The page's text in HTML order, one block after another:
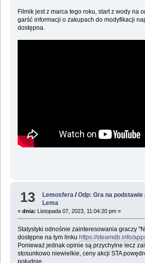
Filmik jest z marca tego roku, start z wody na
garść informacji o zakupach do modyfikacji
dostępna.
13 Lemosfera /Odp: Gra na podstawie
Lema
« dnia: Listopada 07, 2023, 11:04:20 pm »
Statystyki odnośnie zainteresowania graczy
dostępne na tym linku https://steamdb.info/
Ponieważ jednak opinie są przychylne lecz
stosunkowo niewielkie, ceny akcji STA
południe.